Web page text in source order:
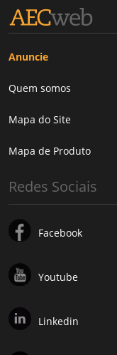
Anuncie
Quem somos
Mapa do Site
Mapa de Produto
Redes Sociais
Facebook
Youtube
Linkedin